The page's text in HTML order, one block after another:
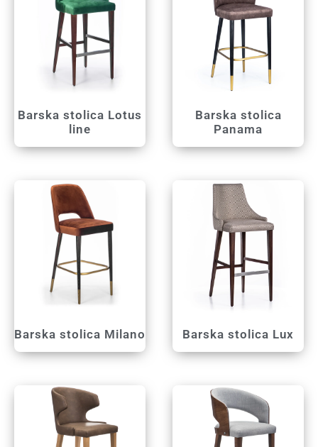
Barska stolica Lotus
line
Barska stolica
Panama
Barska stolica Milano Barska stolica Lux